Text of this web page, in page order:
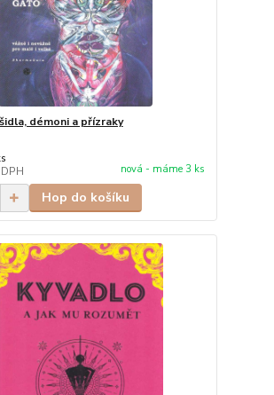
démoni a přízraky
nová - máme 3 ks
Hop do košíku